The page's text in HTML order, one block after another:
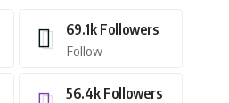
69.1k Followers
Follow
56.4k Followers